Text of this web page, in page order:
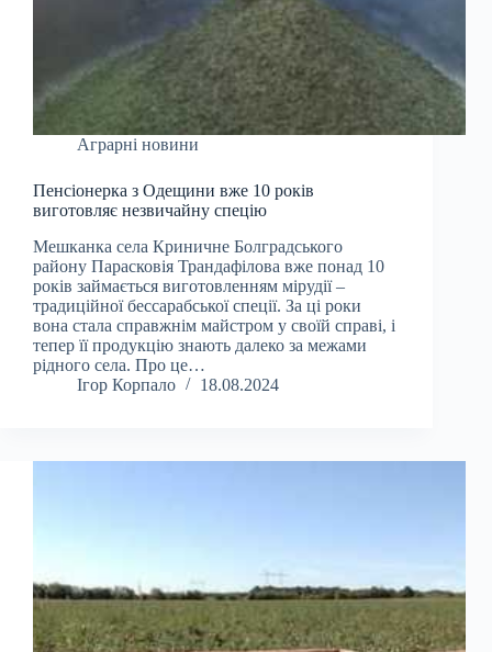
Аграрні новини
Пенсіонерка з Одещини вже 10 років
виготовляє незвичайну спецію
Мешканка села Криничне Болградського
району Парасковія Трандафілова вже понад 10
років займається виготовленням мірудії –
традиційної бессарабської спеції. За ці роки
вона стала справжнім майстром у своїй справі, і
тепер її продукцію знають далеко за межами
рідного села. Про це…
Ігор Корпало
18.08.2024